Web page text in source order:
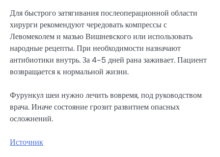
Для быстрого затягивания послеоперационной области
хирурги рекомендуют чередовать компрессы с
Левомеколем и мазью Вишневского или использовать
народные рецепты. При необходимости назначают
антибиотики внутрь. За 4-5 дней рана заживает. Пациент
возвращается к нормальной жизни.
Фурункул шеи нужно лечить вовремя, под руководством
врача. Иначе состояние грозит развитием опасных
осложнений.
Источник